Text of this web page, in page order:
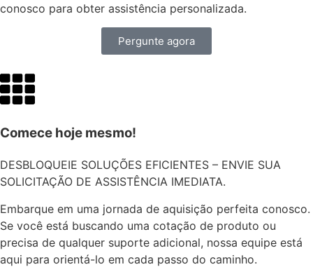
conosco para obter assistência personalizada.
Pergunte agora
Comece hoje mesmo!
DESBLOQUEIE SOLUÇÕES EFICIENTES – ENVIE SUA
SOLICITAÇÃO DE ASSISTÊNCIA IMEDIATA.
Embarque em uma jornada de aquisição perfeita conosco.
Se você está buscando uma cotação de produto ou
precisa de qualquer suporte adicional, nossa equipe está
aqui para orientá-lo em cada passo do caminho.